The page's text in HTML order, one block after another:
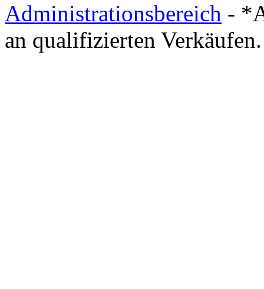
Administrationsbereich -
an qualifizierten Verkäufen.